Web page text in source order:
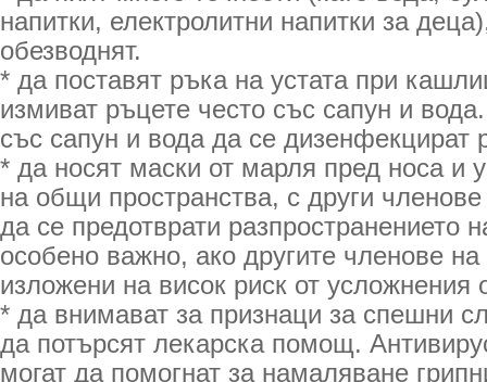
напитки, електролитни напитки за
обезводнят.
* да поставят ръка на устата при
измиват ръцете често със сапун и
със сапун и вода да се дизенфекцират
* да носят маски от марля пред носа и
на общи пространства, с други
да се предотврати разпространението
особено важно, ако другите членове
изложени на висок риск от усложнения
* да внимават за признаци за спешни
да потърсят лекарска помощ.
могат да помогнат за намаляване